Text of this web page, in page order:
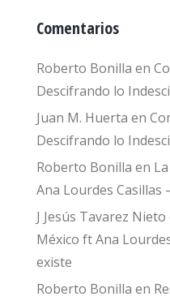
Comentarios
Roberto Bonilla en
Descifrando lo
Juan M. Huerta en
Descifrando lo
Roberto Bonilla en
Ana Lourdes Casillas
J Jesús Tavarez Nieto
México ft Ana
existe
Roberto Bonilla en